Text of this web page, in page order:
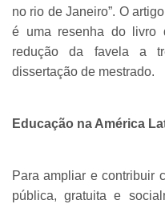
no rio de Janeiro”. O
é uma resenha do livro
redução da favela a
dissertação de mestrado.
Educação na América
Para ampliar e contribuir
pública, gratuita e